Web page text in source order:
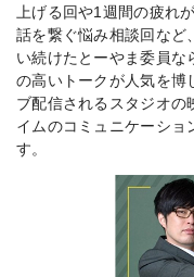
上げる回や1週間の疲れ
話を繋ぐ悩み相談回など
い続けたとーやま委員な
の高いトークが人気を博
ブ配信されるスタジオの
イムのコミュニケーショ
す。